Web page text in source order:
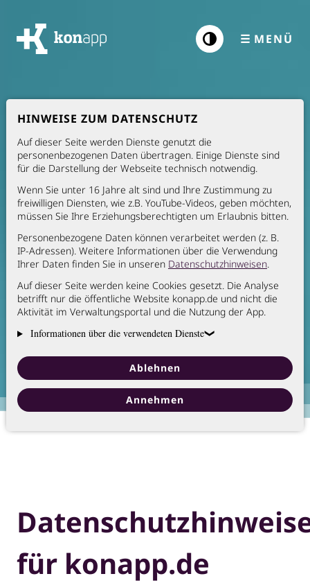
Kontrast
erhöhen
☰ MENÜ
Datenschutz
Wir wissen, dass Ihnen der
sorgfältige Umgang mit Ihren
persönlichen Informationen wichtig
ist. Deshalb schätzen wir Ihr
Vertrauen, dass die Deutsche
Bibelgesellschaft gewissenhaft mit
diesen Informationen umgeht.
für konapp.de
HINWEISE ZUM DATENSCHUTZ
Auf dieser Seite werden Dienste genutzt die
personenbezogenen Daten übertragen. Einige Dienste sind
für die Darstellung der Webseite technisch notwendig.
Wenn Sie unter 16 Jahre alt sind und Ihre Zustimmung zu
freiwilligen Diensten, wie z.B. YouTube-Videos, geben möchten,
müssen Sie Ihre Erziehungsberechtigten um Erlaubnis bitten.
Personenbezogene Daten können verarbeitet werden (z. B.
IP-Adressen). Weitere Informationen über die Verwendung
Ihrer Daten finden Sie in unseren Datenschutzhinweisen.
Auf dieser Seite werden keine Cookies gesetzt. Die Analyse
betrifft nur die öffentliche Website konapp.de und nicht die
Aktivität im Verwaltungsportal und die Nutzung der App.
Informationen über die verwendeten Dienste
Ablehnen
Annehmen